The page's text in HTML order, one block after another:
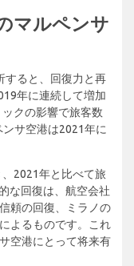
マルペンサ
すると、回復力と再
年に連続して増加
クの影響で旅客数
サ空港は2021年に
2021年と比べて旅
な回復は、航空会社
頼の回復、ミラノの
よるものです。これ
空港にとって将来有